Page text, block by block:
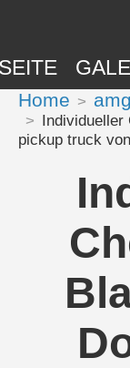
Home
Individueller
pickup truck